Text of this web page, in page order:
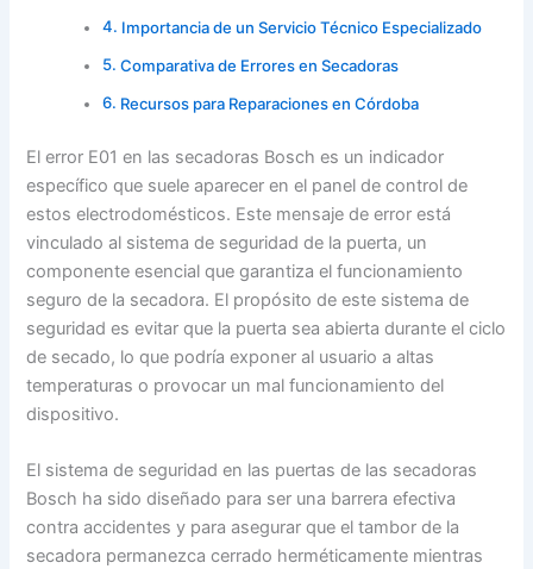
Importancia de un Servicio Técnico Especializado
Comparativa de Errores en Secadoras
Recursos para Reparaciones en Córdoba
El error E01 en las secadoras Bosch es un indicador
específico que suele aparecer en el panel de control de
estos electrodomésticos. Este mensaje de error está
vinculado al sistema de seguridad de la puerta, un
componente esencial que garantiza el funcionamiento
seguro de la secadora. El propósito de este sistema de
seguridad es evitar que la puerta sea abierta durante el ciclo
de secado, lo que podría exponer al usuario a altas
temperaturas o provocar un mal funcionamiento del
dispositivo.
El sistema de seguridad en las puertas de las secadoras
Bosch ha sido diseñado para ser una barrera efectiva
contra accidentes y para asegurar que el tambor de la
secadora permanezca cerrado herméticamente mientras